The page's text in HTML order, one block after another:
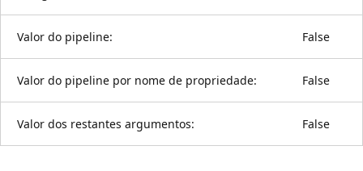
Valor do pipeline: False
Valor do pipeline por nome de propriedade: False
Valor dos restantes argumentos: False